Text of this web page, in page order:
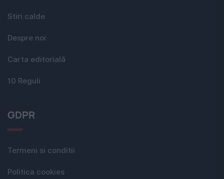
Stiri calde
Despre noi
Carta editorială
10 Reguli
GDPR
Termeni si conditii
Politica cookies